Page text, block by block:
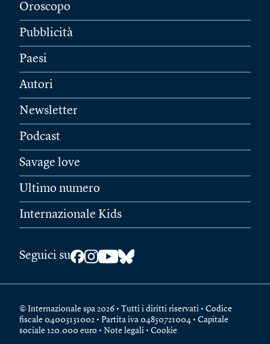
Oroscopo
Pubblicità
Paesi
Autori
Newsletter
Podcast
Savage love
Ultimo numero
Internazionale Kids
Seguici su
© Internazionale spa 2026 • Tutti i diritti riservati • Codice
fiscale 04003131002 • Partita iva 04850721004 • Capitale
sociale 120.000 euro • Note legali • Cookie